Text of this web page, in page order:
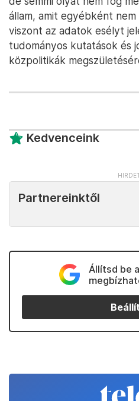
állam, amit egyébként
viszont az adatok esélyt
tudományos kutatások és
közpolitikák
Kedvenceink
Partnereinktől
Állítsd be